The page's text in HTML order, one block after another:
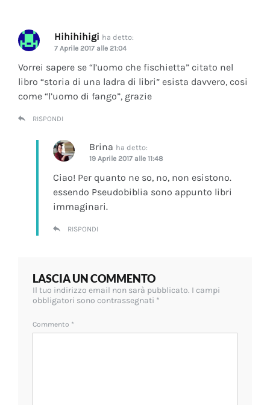
Hihihihigi ha detto:
7 Aprile 2017 alle 21:04
Vorrei sapere se “l’uomo che fischietta” citato nel
libro “storia di una ladra di libri” esista davvero, cosi
come “l’uomo di fango”, grazie
RISPONDI
Brina ha detto:
19 Aprile 2017 alle 11:48
Ciao! Per quanto ne so, no, non esistono.
essendo Pseudobiblia sono appunto libri
immaginari.
RISPONDI
LASCIA UN COMMENTO
Il tuo indirizzo email non sarà pubblicato. I campi
obbligatori sono contrassegnati *
Commento *